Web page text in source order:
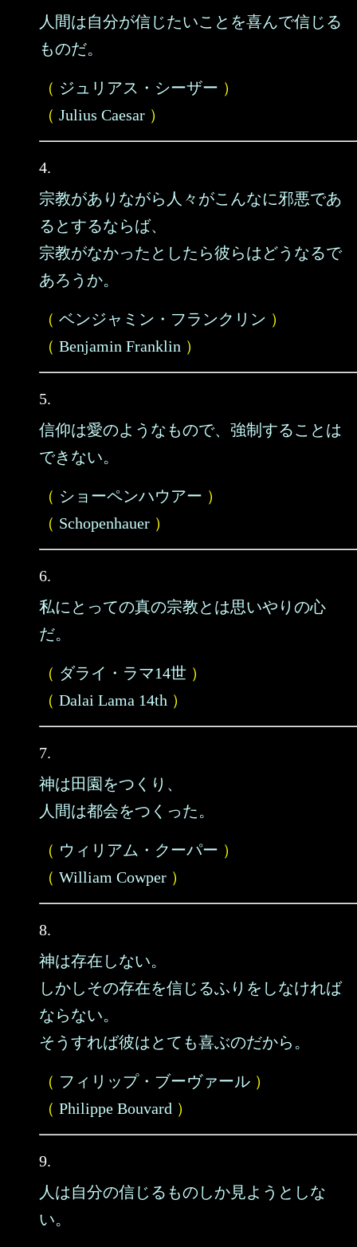
人間は自分が信じたいことを喜んで信じる
ものだ。
（ ジュリアス・シーザー ）
（ Julius Caesar ）
4.
宗教がありながら人々がこんなに邪悪であ
るとするならば、
宗教がなかったとしたら彼らはどうなるで
あろうか。
（ ベンジャミン・フランクリン ）
（ Benjamin Franklin ）
5.
信仰は愛のようなもので、強制することは
できない。
（ ショーペンハウアー ）
（ Schopenhauer ）
6.
私にとっての真の宗教とは思いやりの心
だ。
（ ダライ・ラマ14世 ）
（ Dalai Lama 14th ）
7.
神は田園をつくり、
人間は都会をつくった。
（ ウィリアム・クーパー ）
（ William Cowper ）
8.
神は存在しない。
しかしその存在を信じるふりをしなければ
ならない。
そうすれば彼はとても喜ぶのだから。
（ フィリップ・ブーヴァール ）
（ Philippe Bouvard ）
9.
人は自分の信じるものしか見ようとしな
い。